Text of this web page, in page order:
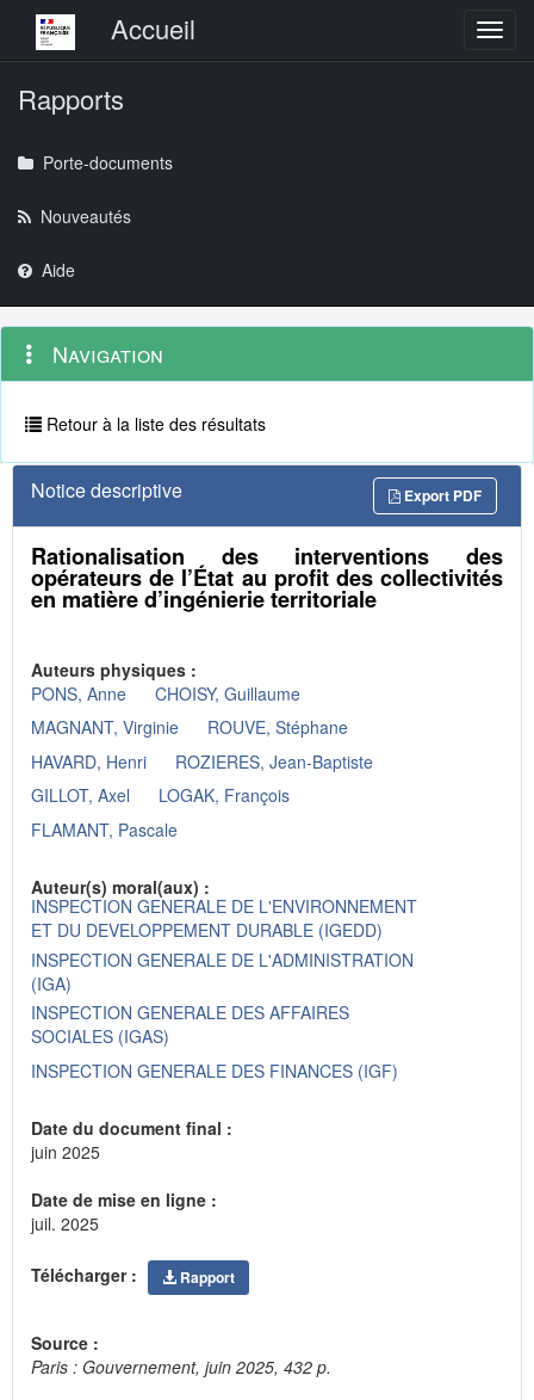
Menu principalAccueil
Rapports
Porte-documents
Nouveautés
Aide
Navigation
outils
Menu
contextuel
Navigation
Retour à la liste des résultats
Notice descriptive Export PDF
Rationalisation des interventions des
opérateurs de l’État au profit des collectivités
en matière d’ingénierie territoriale
Auteurs physiques :
PONS, Anne
CHOISY, Guillaume
MAGNANT, Virginie
ROUVE, Stéphane
HAVARD, Henri
ROZIERES, Jean-Baptiste
GILLOT, Axel
LOGAK, François
FLAMANT, Pascale
Auteur(s) moral(aux) :
INSPECTION GENERALE DE L'ENVIRONNEMENT
ET DU DEVELOPPEMENT DURABLE (IGEDD)
INSPECTION GENERALE DE L'ADMINISTRATION
(IGA)
INSPECTION GENERALE DES AFFAIRES
SOCIALES (IGAS)
INSPECTION GENERALE DES FINANCES (IGF)
Date du document final :
juin 2025
Date de mise en ligne :
juil. 2025
Télécharger : Rapport
Source :
Paris : Gouvernement, juin 2025, 432 p.